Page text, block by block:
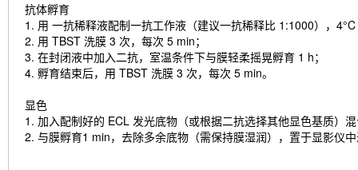
抗体孵育
1. 用 一抗稀释液配制一抗工作液（建议一抗稀释比 1:1000），
2. 用 TBST 洗膜 3 次，每次 5 min；
3. 在封闭液中加入二抗，室温条件下与膜轻柔摇晃孵育 1 h；
4. 孵育结束后，用 TBST 洗膜 3 次，每次 5 min。
显色
1. 加入配制好的 ECL 发光底物（或根据二抗选择其他显色基质）
2. 与膜孵育1 min，去除多余底物（需保持膜湿润），置于显影仪